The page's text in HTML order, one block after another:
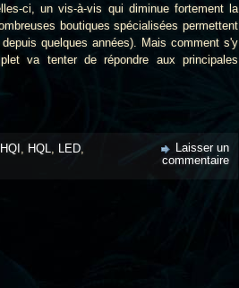
ci, un vis-à-vis qui diminue fortement la
boutiques spécialisées permettent
quelques années). Mais comment s'y
va tenter de répondre aux principales
HQI , HQL, LED,
Laisser un
commentaire